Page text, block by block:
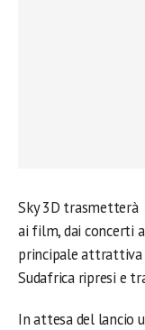
Sky 3D trasmetterà
ai film, dai concerti
principale attrattiva
Sudafrica ripresi e
In attesa del lancio